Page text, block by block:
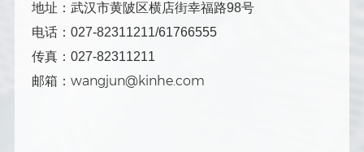
地址：武汉市黄陂区横店街幸福路98号
电话：027-82311211/61766555
传真：027-82311211
邮箱： wangjun@kinhe.com